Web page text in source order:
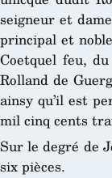
seigneur et
principal et
Coetquel feu,
Rolland de
ainsy qu’il est
mil cinq cents
Sur le degré de
six pièces.